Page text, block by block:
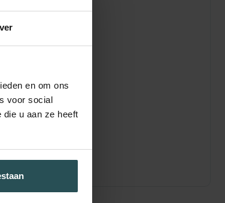
en om ons
voor social
u aan ze heeft